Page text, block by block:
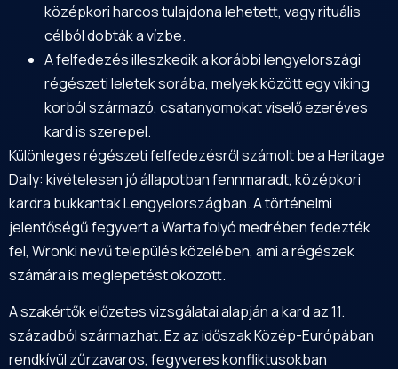
középkori harcos tulajdona lehetett, vagy rituális
célból dobták a vízbe.
A felfedezés illeszkedik a korábbi lengyelországi
régészeti leletek sorába, melyek között egy viking
korból származó, csatanyomokat viselő ezeréves
kard is szerepel.
Különleges régészeti felfedezésről számolt be a Heritage
Daily: kivételesen jó állapotban fennmaradt, középkori
kardra bukkantak Lengyelországban. A történelmi
jelentőségű fegyvert a Warta folyó medrében fedezték
fel, Wronki nevű település közelében, ami a régészek
számára is meglepetést okozott.
A szakértők előzetes vizsgálatai alapján a kard az 11.
századból származhat. Ez az időszak Közép-Európában
rendkívül zűrzavaros, fegyveres konfliktusokban